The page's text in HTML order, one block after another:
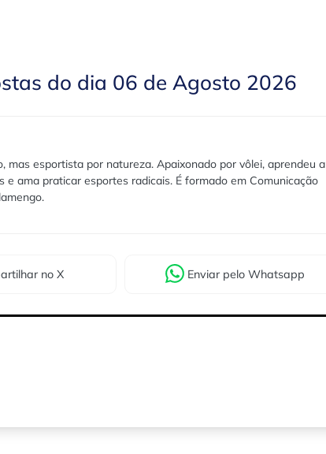
do dia 06 de Agosto 2026
mas esportista por natureza. Apaixonado por vôlei, aprendeu a
e ama praticar esportes radicais. É formado em Comunicação
no X Enviar pelo Whatsapp